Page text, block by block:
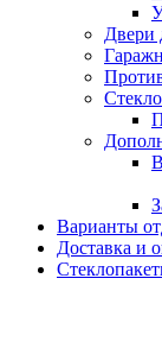
Двери
Варианты
Доставка и